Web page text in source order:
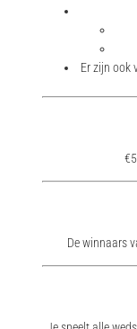
Er zijn ook
De winnaars